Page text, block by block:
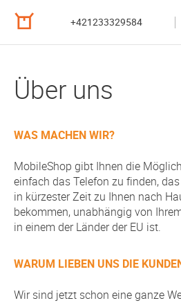
+421233329584
Über uns
WAS MACHEN WIR?
MobileShop gibt Ihnen die
einfach das Telefon zu finden,
in kürzester Zeit zu Ihnen nach
bekommen, unabhängig von
in einem der Länder der EU ist.
WARUM LIEBEN UNS DIE
Wir sind jetzt schon eine ganze